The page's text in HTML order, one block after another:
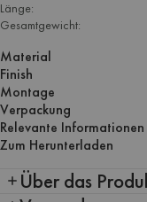
Länge:
Gesamtgewicht:
Material
Finish
Montage
Verpackung
Relevante Informationen
Zum Herunterladen
Über das